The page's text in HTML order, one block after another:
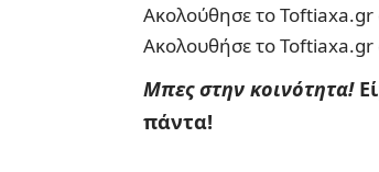
Ακολούθησε το Toftiaxa.gr
Ακολουθήσε το Toftiaxa.gr
Μπες στην κοινότητα!
πάντα!